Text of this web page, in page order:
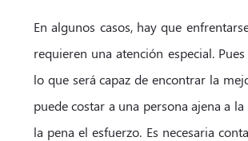
En algunos casos, hay que
requieren una atención especial.
lo que será capaz de encontrar la
puede costar a una persona ajena a
la pena el esfuerzo. Es necesaria